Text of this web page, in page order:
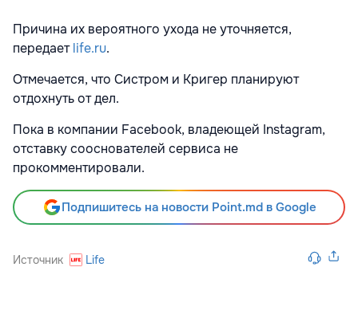
Причина их вероятного ухода не уточняется,
передаетlife.ru.
Отмечается, что Систром и Кригер планируют
отдохнуть от дел.
Пока в компании Facebook, владеющей Instagram,
отставку сооснователей сервиса не
прокомментировали.
Подпишитесь на новости Point.md в Google
Источник Life